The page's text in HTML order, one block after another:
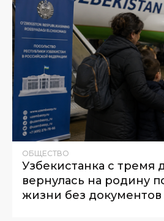
ОБЩЕСТВО
Узбекистанка с тремя
вернулась на родину
жизни без документов